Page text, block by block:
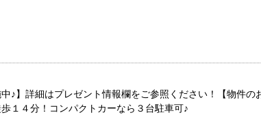
♪】詳細はプレゼント情報欄をご参照ください！【物件の
１４分！コンパクトカーなら３台駐車可♪